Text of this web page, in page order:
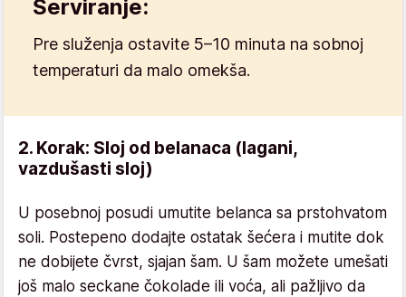
Serviranje:
Pre služenja ostavite 5–10 minuta na sobnoj
temperaturi da malo omekša.
2. Korak: Sloj od belanaca (lagani,
vazdušasti sloj)
U posebnoj posudi umutite belanca sa prstohvatom
soli. Postepeno dodajte ostatak šećera i mutite dok
ne dobijete čvrst, sjajan šam. U šam možete umešati
još malo seckane čokolade ili voća, ali pažljivo da